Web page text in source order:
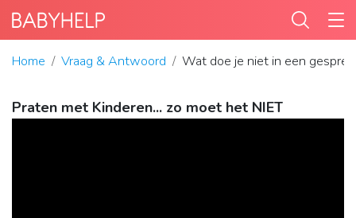
Home Vraag & Antwoord Wat doe je niet in een
Praten met Kinderen... zo moet het NIET